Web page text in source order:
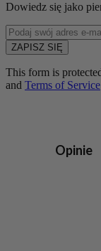
Dowiedz się jako
Enter
email
address
ZAPISZ SIĘ
This form is
and Terms of Service
Opinie